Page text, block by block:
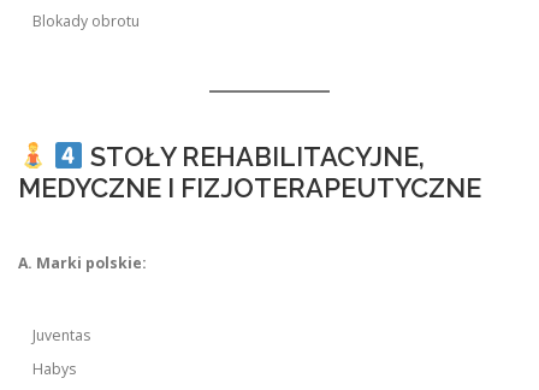
Blokady obrotu
STOŁY REHABILITACYJNE,
MEDYCZNE I FIZJOTERAPEUTYCZNE
A. Marki polskie:
Juventas
Habys